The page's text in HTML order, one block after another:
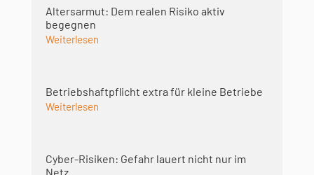
Altersarmut: Dem realen Risiko aktiv
begegnen
Weiterlesen
Betriebshaft­pflicht extra für kleine Betriebe
Weiterlesen
Cyber-Risiken: Gefahr lauert nicht nur im
Netz